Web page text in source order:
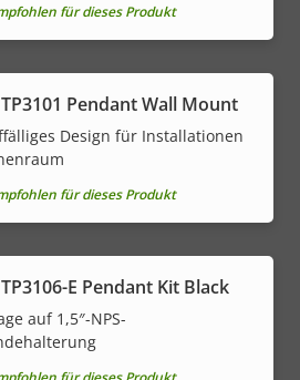
für dieses Produkt
Pendant Wall Mount
Design für Installationen
für dieses Produkt
E Pendant Kit Black
auf 1,5″-NPS-